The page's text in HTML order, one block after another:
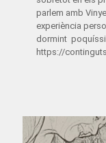
parlem amb
experiència
dormint
https://